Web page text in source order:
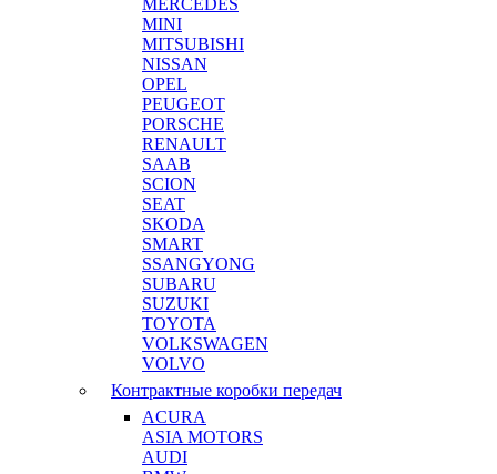
MERCEDES
MINI
MITSUBISHI
NISSAN
OPEL
PEUGEOT
PORSCHE
RENAULT
SAAB
SCION
SEAT
SKODA
SMART
SSANGYONG
SUBARU
SUZUKI
TOYOTA
VOLKSWAGEN
VOLVO
Контрактные коробки передач
ACURA
ASIA MOTORS
AUDI